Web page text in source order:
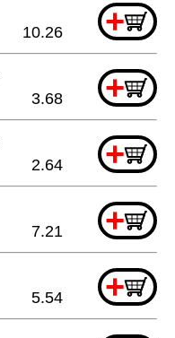
+
10.26
+
3.68
+
2.64
+
7.21
+
5.54